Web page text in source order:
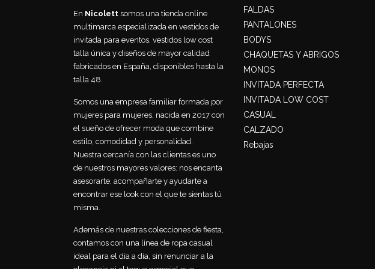
En Nicolett somos una tienda online
multimarca especializada en vestidos de
invitada para eventos, vestidos low cost
talla única y diseños de mayor calidad
fabricados en España, disponibles hasta la
talla 48.
Somos una empresa familiar formada por
mujeres para mujeres, nacida en 2017 con
el sueño de ofrecer moda que combine
estilo, comodidad y personalidad.
Nuestra cercanía con las clientas es uno
de nuestros mayores valores: nos encanta
asesorarte, acompañarte y ayudarte a
encontrar ese look con el que te sientas tú
misma.
Además de nuestras colecciones de fiesta,
contamos con una línea de ropa casual
ideal para el día a día, sin renunciar a la
FALDAS
PANTALONES
BODYS
CHAQUETAS Y ABRIGOS
MONOS
INVITADA PERFECTA
INVITADA LOW COST
CASUAL
CALZADO
Rebajas